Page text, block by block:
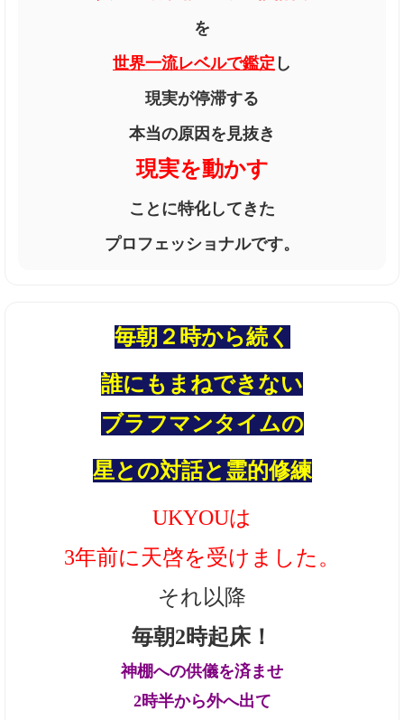
を
世界一流レベルで鑑定 し
現実が停滞する
本当の原因を見抜き
現実を動かす
ことに特化してきた
プロフェッショナルです。
毎朝２時から続く
誰にもまねできない
ブラフマンタイムの
星との対話と霊的修練
UKYOUは
3年前に天啓を受けました。
それ以降
毎朝2時起床！
神棚への供儀を済ませ
2時半から外へ出て